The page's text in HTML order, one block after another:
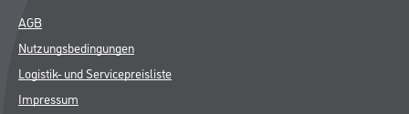
AGB
Nutzungsbedingungen
Logistik- und Servicepreisliste
Impressum